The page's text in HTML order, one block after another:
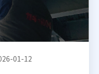
01-12